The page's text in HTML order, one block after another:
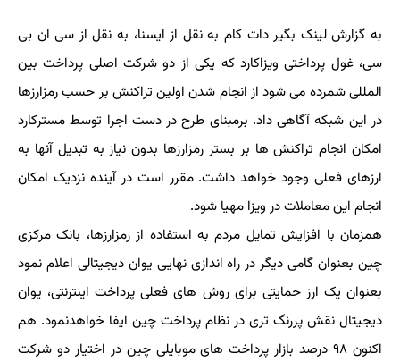
به گزارش لینک بگیر دات کام به نقل از ایسنا، به نقل از سی ان بی
سی، غول پرداختی ویزاکارد که یکی از دو شرکت اصلی پرداخت بین
المللی شمرده می شود از انجام شدن اولین تراکنش بر حسب رمزارزها
در این شبکه آگاهی داد. برمبنای طرح در دست اجرا توسط مسترکارد
امکان انجام تراکنش ها بر بستر رمزارزها بدون نیاز به تبدیل آنها به
ارزهای فعلی وجود خواهد داشت. مقرر است در آینده نزدیک امکان
انجام این معاملات در ویزا مهیا شود.
همزمان با افزایش تمایل مردم به استفاده از رمزارزها، بانک مرکزی
چین بعنوان گامی دیگر در راه اندازی نهایی یوان دیجیتالی اعلام نمود
بعنوان یک ارز حمایتی برای روش های فعلی پرداخت اینترنتی، یوان
دیجیتال نقش پررنگ تری در نظام پرداخت چین ایفا خواهدنمود. هم
اکنون ۹۸ درصد بازار پرداخت های موبایلی چین در اختیار دو شرکت